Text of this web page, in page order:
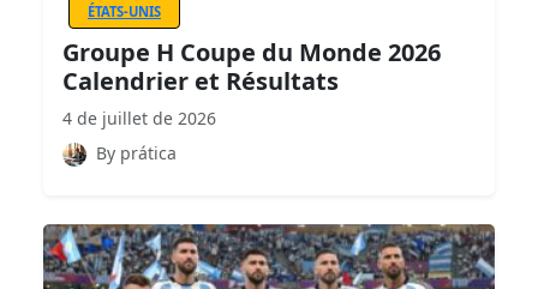
ÉTATS-UNIS
Groupe H Coupe du Monde 2026
Calendrier et Résultats
4 de juillet de 2026
By prática